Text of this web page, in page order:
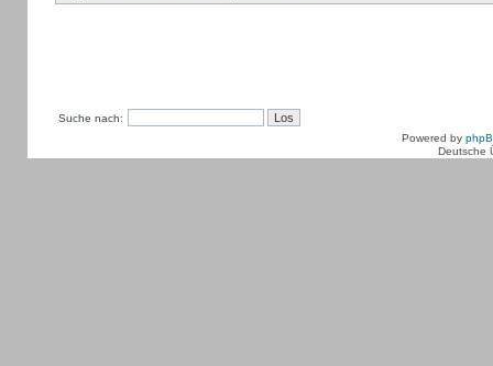
Suche nach:
Powered by
Deutsche